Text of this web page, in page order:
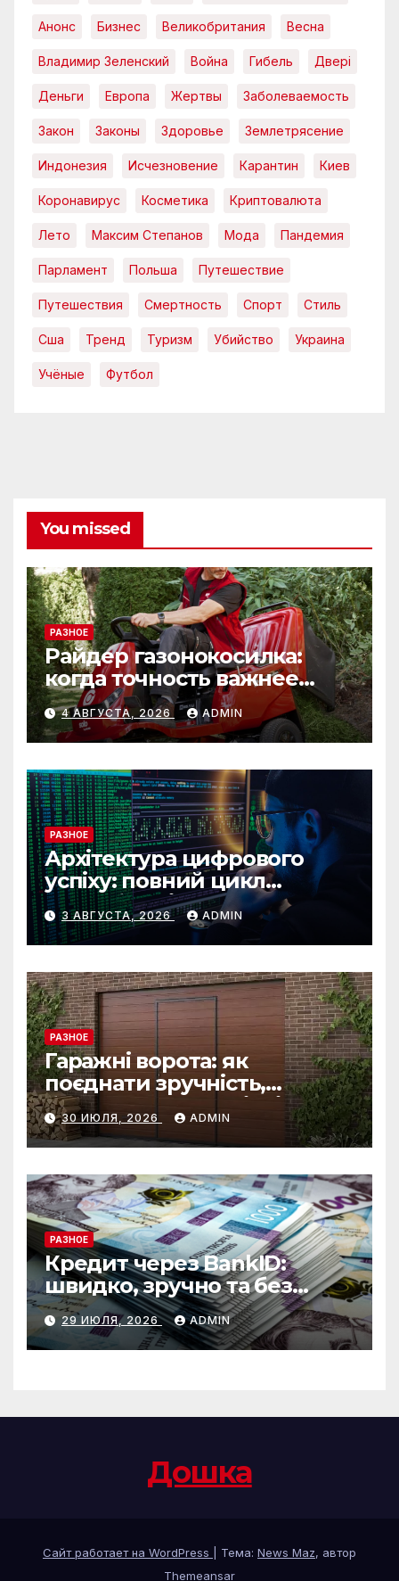
Анонс Бизнес Великобритания Весна
Владимир Зеленский Война Гибель Двері
Деньги Европа Жертвы Заболеваемость
Закон Законы Здоровье Землетрясение
Индонезия Исчезновение Карантин Киев
Коронавирус Косметика Криптовалюта
Лето Максим Степанов Мода Пандемия
Парламент Польша Путешествие
Путешествия Смертность Спорт Стиль
Сша Тренд Туризм Убийство Украина
Учёные Футбол
You missed
РАЗНОЕ
Райдер газонокосилка:
когда точность важнее
скорости
4 АВГУСТА, 2026 ADMIN
РАЗНОЕ
Архітектура цифрового
успіху: повний цикл
розробки від IST Group
3 АВГУСТА, 2026 ADMIN
РАЗНОЕ
Гаражні ворота: як
поєднати зручність,
безпеку та довговічність
30 ИЮЛЯ, 2026 ADMIN
РАЗНОЕ
Кредит через BankID:
швидко, зручно та без
зайвих формальностей
29 ИЮЛЯ, 2026 ADMIN
Дошка
Сайт работает на WordPress Тема: News Maz, автор
Themeansar